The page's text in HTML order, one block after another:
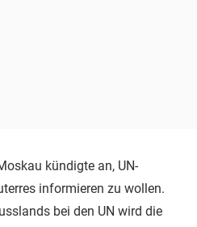
kündigte an, UN-
informieren zu wollen.
bei den UN wird die